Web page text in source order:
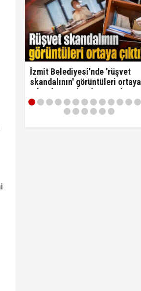
İzmit Belediyesi'nde 'rüşvet
skandalının' görüntüleri ortaya
çıktı! ‘Oraya koy ben oradan
alırım…'